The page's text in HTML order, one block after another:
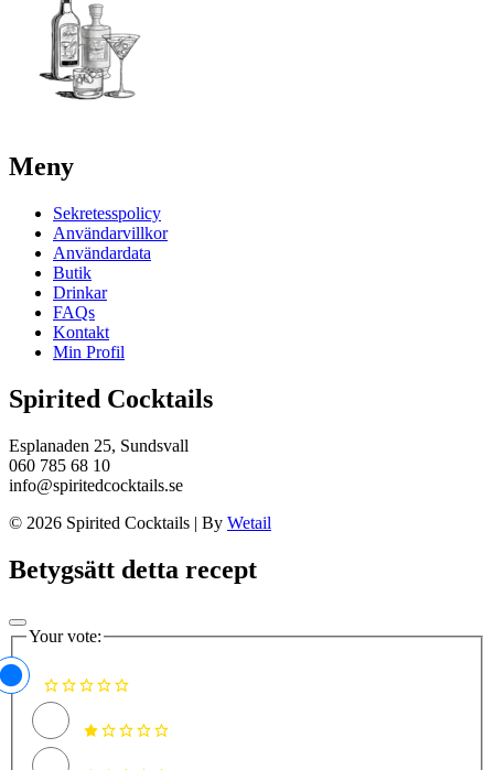
Meny
Sekretesspolicy
Användarvillkor
Användardata
Butik
Drinkar
FAQs
Kontakt
Min Profil
Spirited Cocktails
Esplanaden 25, Sundsvall
060 785 68 10
info@spiritedcocktails.se
© 2026 Spirited Cocktails | By Wetail
Betygsätt detta recept
Your vote: